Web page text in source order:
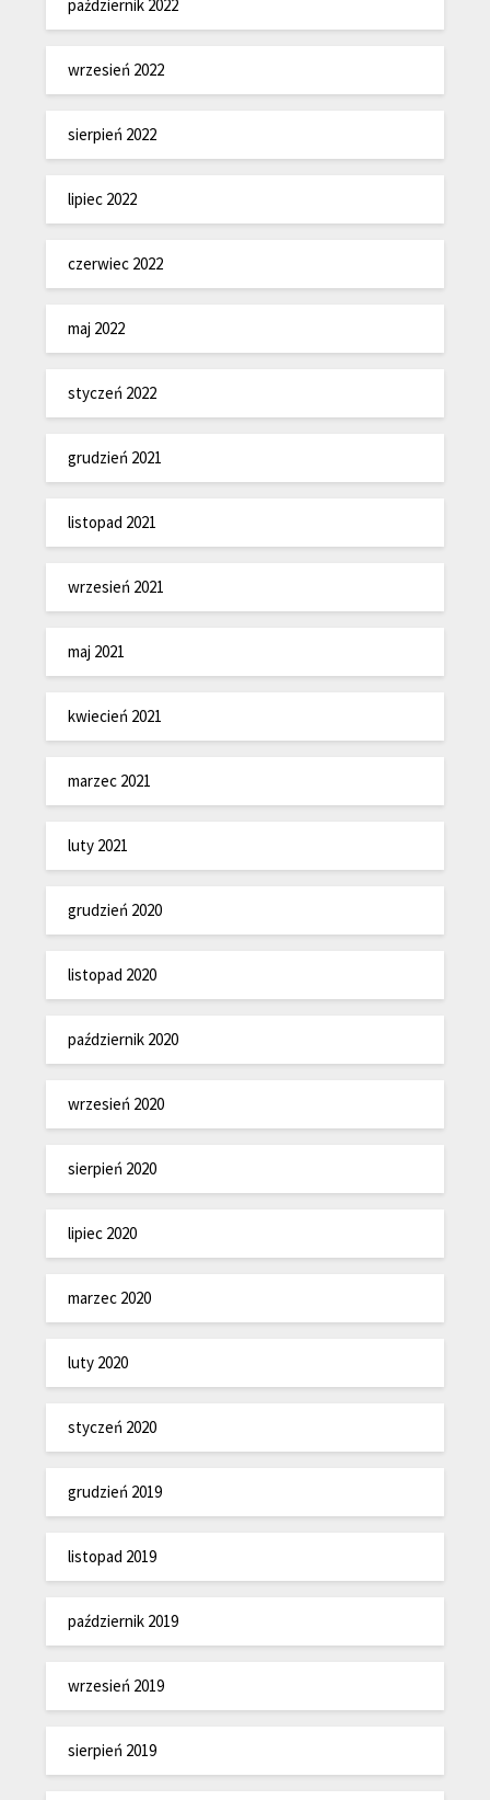
październik 2022
wrzesień 2022
sierpień 2022
lipiec 2022
czerwiec 2022
maj 2022
styczeń 2022
grudzień 2021
listopad 2021
wrzesień 2021
maj 2021
kwiecień 2021
marzec 2021
luty 2021
grudzień 2020
listopad 2020
październik 2020
wrzesień 2020
sierpień 2020
lipiec 2020
marzec 2020
luty 2020
styczeń 2020
grudzień 2019
listopad 2019
październik 2019
wrzesień 2019
sierpień 2019